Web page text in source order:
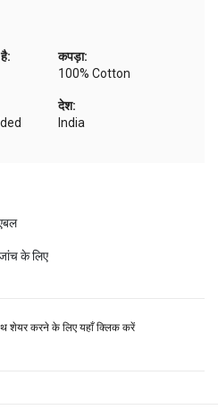
कपड़ा:
100% Cotton
देश:
India
शेयर करने के लिए यहाँ क्लिक करें
के लिए